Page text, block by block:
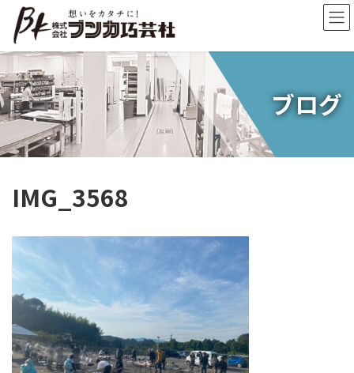
ン
ツ
へ
ス
キ
ッ
プ
ー
シ
ョ
ン
に
移
動
ブログ
IMG_3568